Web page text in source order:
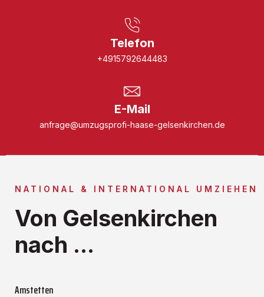
Telefon
+4915792644483
E-Mail
anfrage@umzugsprofi-haase-gelsenkirchen.de
NATIONAL & INTERNATIONAL UMZIEHEN
Von Gelsenkirchen
nach ...
Amstetten